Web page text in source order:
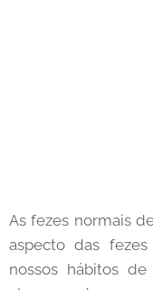
As fezes normais
aspecto das
nossos hábitos